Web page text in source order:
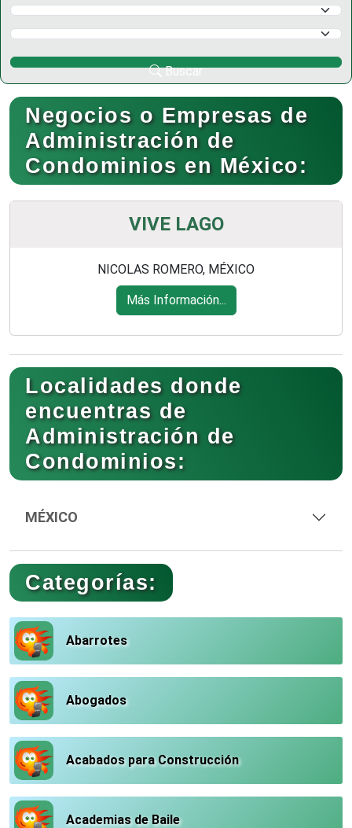
Selecciona un Estado
Selecciona un Municipio
Buscar
Negocios o Empresas de
Administración de
Condominios en México:
VIVE LAGO
NICOLAS ROMERO, MÉXICO
Más Información...
Localidades donde
encuentras de
Administración de
Condominios:
MÉXICO
Categorías:
Abarrotes
Abogados
Acabados para Construcción
Academias de Baile